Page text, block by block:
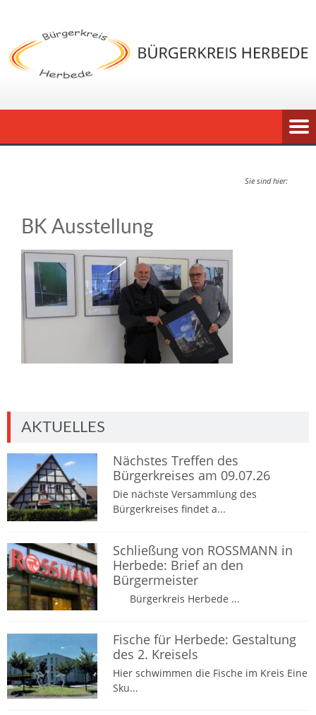
Sie sind hier:
BK Ausstellung
AKTUELLES
Nächstes Treffen des
Bürgerkreises am 09.07.26
Die nächste Versammlung des
Bürgerkreises findet a...
Schließung von ROSSMANN in
Herbede: Brief an den
Bürgermeister
Bürgerkreis Herbede ...
Fische für Herbede: Gestaltung
des 2. Kreisels
Hier schwimmen die Fische im Kreis Eine
Sku...